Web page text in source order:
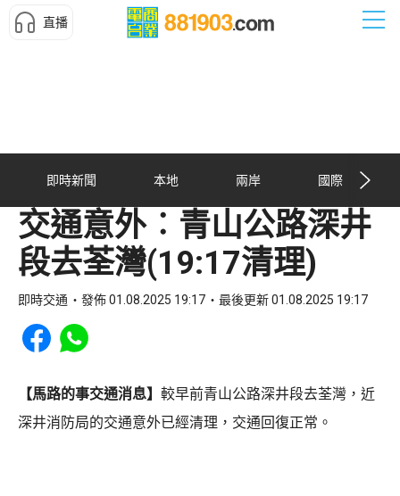
直播
即時新聞 本地 兩岸 國際
交通意外︰青山公路深井
段去荃灣(19:17清理)
即時交通 發佈 01.08.2025 19:17 最後更新 01.08.2025 19:17
Share to Facebook
Share to WhatsApp
【馬路的事交通消息】 較早前青山公路深井段去荃灣，近
深井消防局的交通意外已經清理，交通回復正常。